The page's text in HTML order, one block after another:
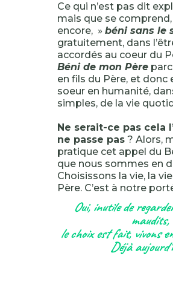
Ce qui n’est pas dit
mais que se
encore, » béni sans le
gratuitement, dans
accordés au coeur du
Béni de mon Père
en fils du Père, et donc
soeur en humanité,
simples, de la vie
Ne serait-ce pas cela
ne passe pas? Alors,
pratique cet appel du
que nous sommes en
Choisissons la vie, la
Père. C’est à notre
Oui, inutile de
maudits,
le choix est fait, vivons
Déjà